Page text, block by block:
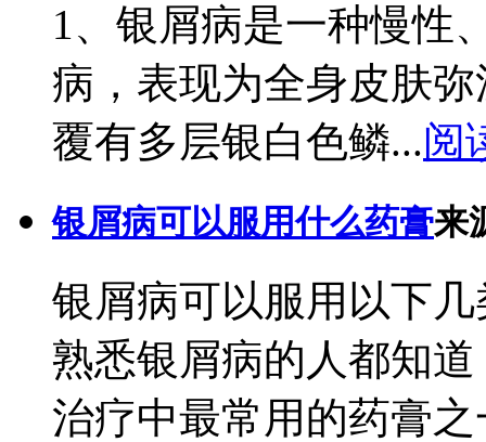
1、银屑病是一种慢性
病，表现为全身皮肤
覆有多层银白色鳞...阅
银屑病可以服用什么药膏来
银屑病可以服用以下
熟悉银屑病的人都知
治疗中最常用的药膏